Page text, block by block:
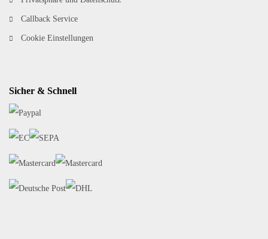
Callback Service
Cookie Einstellungen
Sicher & Schnell